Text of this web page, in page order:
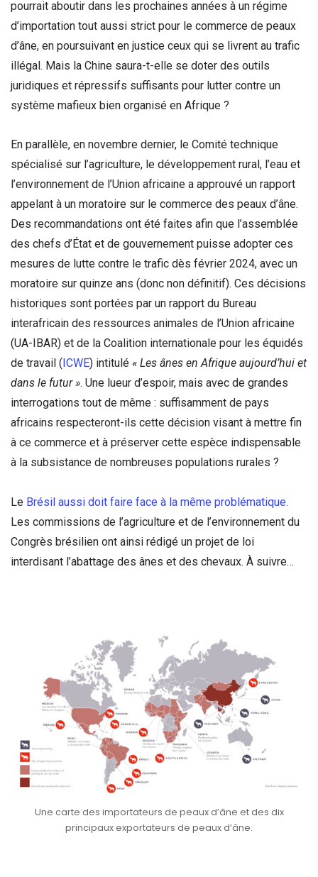
pourrait aboutir dans les prochaines années à un régime
d’importation tout aussi strict pour le commerce de peaux
d’âne, en poursuivant en justice ceux qui se livrent au trafic
illégal. Mais la Chine saura-t-elle se doter des outils
juridiques et répressifs suffisants pour lutter contre un
système mafieux bien organisé en Afrique ?
En parallèle, en novembre dernier, le Comité technique
spécialisé sur l’agriculture, le développement rural, l’eau et
l’environnement de l’Union africaine a approuvé un rapport
appelant à un moratoire sur le commerce des peaux d’âne.
Des recommandations ont été faites afin que l’assemblée
des chefs d’État et de gouvernement puisse adopter ces
mesures de lutte contre le trafic dès février 2024, avec un
moratoire sur quinze ans (donc non définitif). Ces décisions
historiques sont portées par un rapport du Bureau
interafricain des ressources animales de l’Union africaine
(UA-IBAR) et de la Coalition internationale pour les équidés
de travail ( ICWE) intitulé « Les ânes en Afrique aujourd’hui et
dans le futur ». Une lueur d’espoir, mais avec de grandes
interrogations tout de même : suffisamment de pays
africains respecteront-ils cette décision visant à mettre fin
à ce commerce et à préserver cette espèce indispensable
à la subsistance de nombreuses populations rurales ?
Le Brésil aussi doit faire face à la même problématique.
Les commissions de l’agriculture et de l’environnement du
Congrès brésilien ont ainsi rédigé un projet de loi
interdisant l’abattage des ânes et des chevaux. À suivre…
Une carte des importateurs de peaux d’âne et des dix
principaux exportateurs de peaux d’âne.